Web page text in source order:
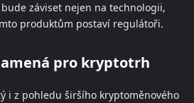
záviset nejen na technologii,
produktům postaví regulátoři.
pro kryptotrh
i z pohledu širšího kryptoměnového